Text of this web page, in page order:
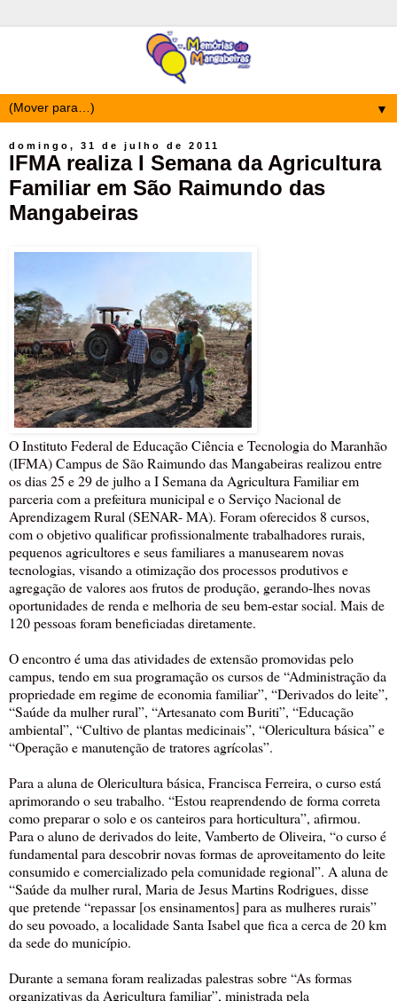
▼
domingo, 31 de julho de 2011
IFMA realiza I Semana da Agricultura
Familiar em São Raimundo das
Mangabeiras
O Instituto Federal de Educação Ciência e Tecnologia do Maranhão
(IFMA) Campus de São Raimundo das Mangabeiras realizou entre
os dias 25 e 29 de julho a I Semana da Agricultura Familiar em
parceria com a prefeitura municipal e o Serviço Nacional de
Aprendizagem Rural (SENAR- MA). Foram oferecidos 8 cursos,
com o objetivo qualificar profissionalmente trabalhadores rurais,
pequenos agricultores e seus familiares a manusearem novas
tecnologias, visando a otimização dos processos produtivos e
agregação de valores aos frutos de produção, gerando-lhes novas
oportunidades de renda e melhoria de seu bem-estar social. Mais de
120 pessoas foram beneficiadas diretamente.
O encontro é uma das atividades de extensão promovidas pelo
campus, tendo em sua programação os cursos de “Administração da
propriedade em regime de economia familiar”, “Derivados do leite”,
“Saúde da mulher rural”, “Artesanato com Buriti”, “Educação
ambiental”, “Cultivo de plantas medicinais”, “Olericultura básica” e
“Operação e manutenção de tratores agrícolas”.
Para a aluna de Olericultura básica, Francisca Ferreira, o curso está
aprimorando o seu trabalho. “Estou reaprendendo de forma correta
como preparar o solo e os canteiros para horticultura”, afirmou.
Para o aluno de derivados do leite, Vamberto de Oliveira, “o curso é
fundamental para descobrir novas formas de aproveitamento do leite
consumido e comercializado pela comunidade regional”. A aluna de
“Saúde da mulher rural, Maria de Jesus Martins Rodrigues, disse
que pretende “repassar [os ensinamentos] para as mulheres rurais”
do seu povoado, a localidade Santa Isabel que fica a cerca de 20 km
da sede do município.
Durante a semana foram realizadas palestras sobre “As formas
organizativas da Agricultura familiar”, ministrada pela